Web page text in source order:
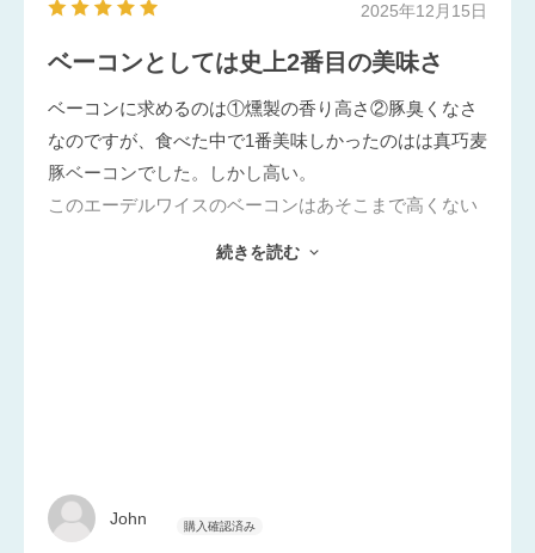
2025年12月15日
ベーコンとしては史上2番目の美味さ
ベーコンに求めるのは①燻製の香り高さ②豚臭くなさ
なのですが、食べた中で1番美味しかったのはは真巧麦
豚ベーコンでした。しかし高い。
このエーデルワイスのベーコンはあそこまで高くない
続きを読む
John